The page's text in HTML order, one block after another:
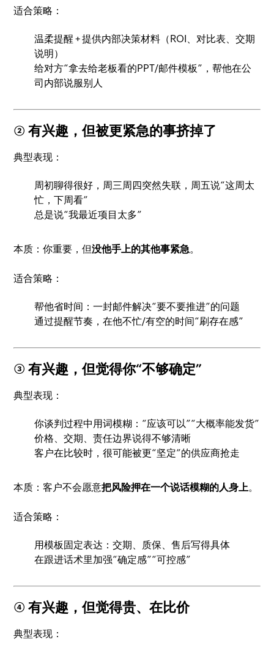
适合策略：
温柔提醒 + 提供内部决策材料（ROI、对比表、交期
说明）
给对方“拿去给老板看的PPT/邮件模板”，帮他在公
司内部说服别人
② 有兴趣，但被更紧急的事挤掉了
典型表现：
周初聊得很好，周三周四突然失联，周五说“这周太
忙，下周看”
总是说“我最近项目太多”
本质：你重要，但没他手上的其他事紧急。
适合策略：
帮他省时间：一封邮件解决“要不要推进”的问题
通过提醒节奏，在他不忙/有空的时间“刷存在感”
③ 有兴趣，但觉得你“不够确定”
典型表现：
你谈判过程中用词模糊：“应该可以”“大概率能发货”
价格、交期、责任边界说得不够清晰
客户在比较时，很可能被更“坚定”的供应商抢走
本质：客户不会愿意把风险押在一个说话模糊的人身上。
适合策略：
用模板固定表达：交期、质保、售后写得具体
在跟进话术里加强“确定感”“可控感”
④ 有兴趣，但觉得贵、在比价
典型表现：